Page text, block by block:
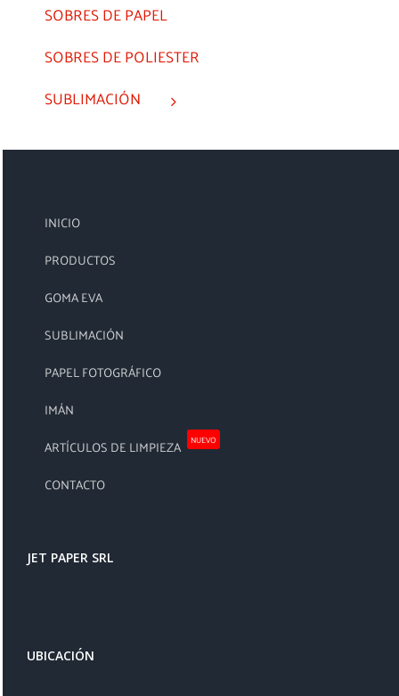
SOBRES DE PAPEL
SOBRES DE POLIESTER
SUBLIMACIÓN
INICIO
PRODUCTOS
GOMA EVA
SUBLIMACIÓN
PAPEL FOTOGRÁFICO
IMÁN
ARTÍCULOS DE LIMPIEZA
NUEVO
CONTACTO
JET PAPER SRL
UBICACIÓN